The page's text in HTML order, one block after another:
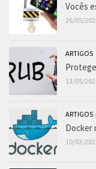
Vocês
26/05/
ARTIGOS
13/05/
ARTIGOS /
Docker
10/03/